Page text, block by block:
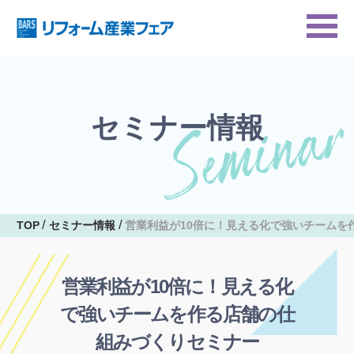
セミナー情報
TOP セミナー情報 営業利益が10倍に！見える化で強いチームを
営業利益が10倍に！見える化
で強いチームを作る店舗の仕
組みづくりセミナー